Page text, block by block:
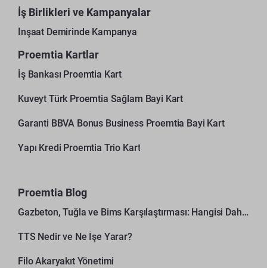
İş Birlikleri ve Kampanyalar
İnşaat Demirinde Kampanya
Proemtia Kartlar
İş Bankası Proemtia Kart
Kuveyt Türk Proemtia Sağlam Bayi Kart
Garanti BBVA Bonus Business Proemtia Bayi Kart
Yapı Kredi Proemtia Trio Kart
Proemtia Blog
Gazbeton, Tuğla ve Bims Karşılaştırması: Hangisi Daha Avantajlı?
TTS Nedir ve Ne İşe Yarar?
Filo Akaryakıt Yönetimi